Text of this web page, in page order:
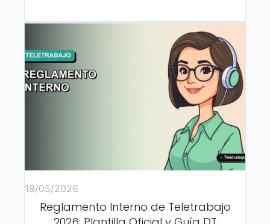
18/05/2026
Reglamento Interno de Teletrabajo